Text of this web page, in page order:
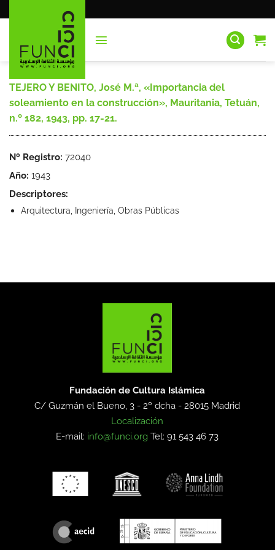
al
TEJERO Y BENITO, José M.ª, «Importancia del
soleamiento en la construcción», Mauritania, Tetuán,
n.º 182, 1943, pp. 17-21.
Nº Registro: 72040
Año: 1943
Descriptores:
Arquitectura, Ingeniería, Obras Públicas
Fundación de Cultura Islámica
C/ Guzmán el Bueno, 3 - 2º dcha -28015 Madrid
Localización
E-mail: info@funci.org Tel: 91 543 46 73